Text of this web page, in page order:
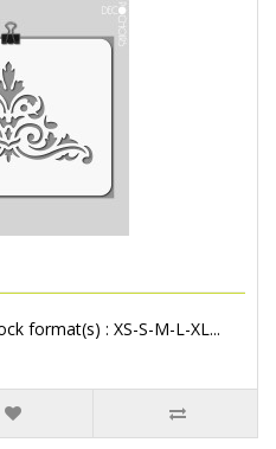
format(s) : XS-S-M-L-XL...